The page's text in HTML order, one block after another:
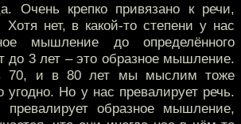
Очень крепко привязано к речи,
нет, в какой-то степени у нас
мышление до определённого
до 3 лет – это образное мышление.
и в 80 лет мы мыслим тоже
угодно. Но у нас превалирует речь.
образное мышление,